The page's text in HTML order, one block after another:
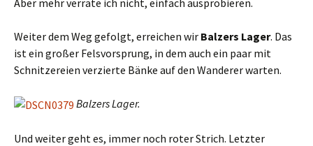
Weiter dem Weg gefolgt, erreichen wir Balzers Lager. Das
ist ein großer Felsvorsprung, in dem auch ein paar mit
Schnitzereien verzierte Bänke auf den Wanderer warten.
Balzers Lager.
Und weiter geht es, immer noch roter Strich. Letzter